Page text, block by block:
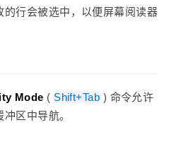
的行会被选中，以便屏幕阅读器
Mode ( Shift+Tab ) 命令允许
区中导航。